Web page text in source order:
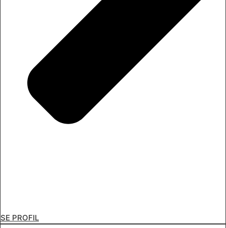
SE PROFIL